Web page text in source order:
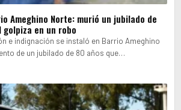
Ameghino Norte: murió un jubilado de
en un robo
e indignación se instaló en Barrio Ameghino
de un jubilado de 80 años que…